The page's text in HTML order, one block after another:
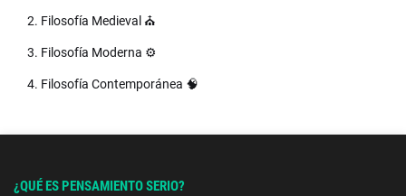
2. Filosofía Medieval ⛪
3. Filosofía Moderna ⚙️
4. Filosofía Contemporánea 🧠
¿QUÉ ES PENSAMIENTO SERIO?